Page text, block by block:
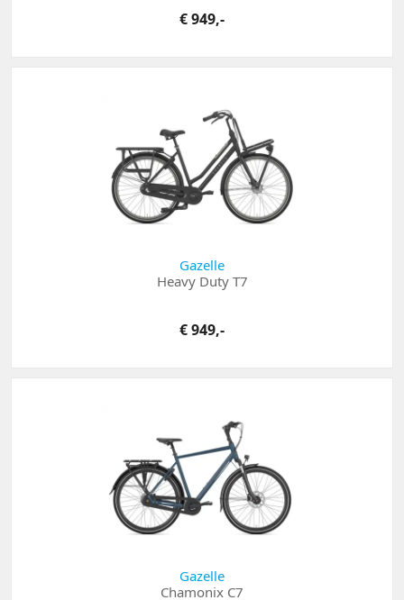
€ 949,-
Gazelle
Heavy Duty T7
€ 949,-
Gazelle
Chamonix C7